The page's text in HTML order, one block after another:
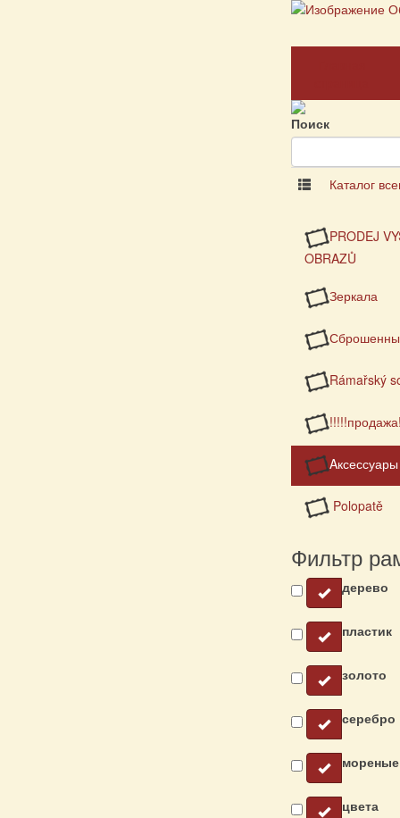
Поиск
Каталог
PRODEJ
OBRAZŮ
Зеркала
Rámařský
Aксессуары
Polopatě
Фильтр
дерево
пластик
золото
серебро
мореные
цвета